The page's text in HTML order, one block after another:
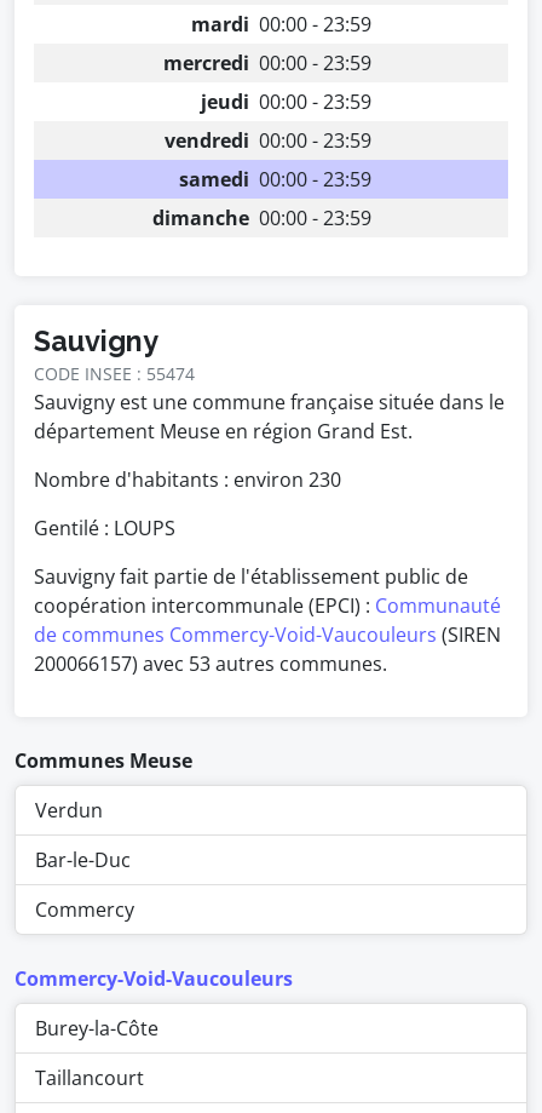
mardi 00:00 - 23:59
mercredi 00:00 - 23:59
jeudi 00:00 - 23:59
vendredi 00:00 - 23:59
samedi 00:00 - 23:59
dimanche 00:00 - 23:59
Sauvigny
CODE INSEE : 55474
Sauvigny est une commune française située dans le
département Meuse en région Grand Est.
Nombre d'habitants : environ 230
Gentilé : LOUPS
Sauvigny fait partie de l'établissement public de
coopération intercommunale (EPCI) : Communauté
de communes Commercy-Void-Vaucouleurs (SIREN
200066157) avec 53 autres communes.
Communes Meuse
Verdun
Bar-le-Duc
Commercy
Commercy-Void-Vaucouleurs
Burey-la-Côte
Taillancourt